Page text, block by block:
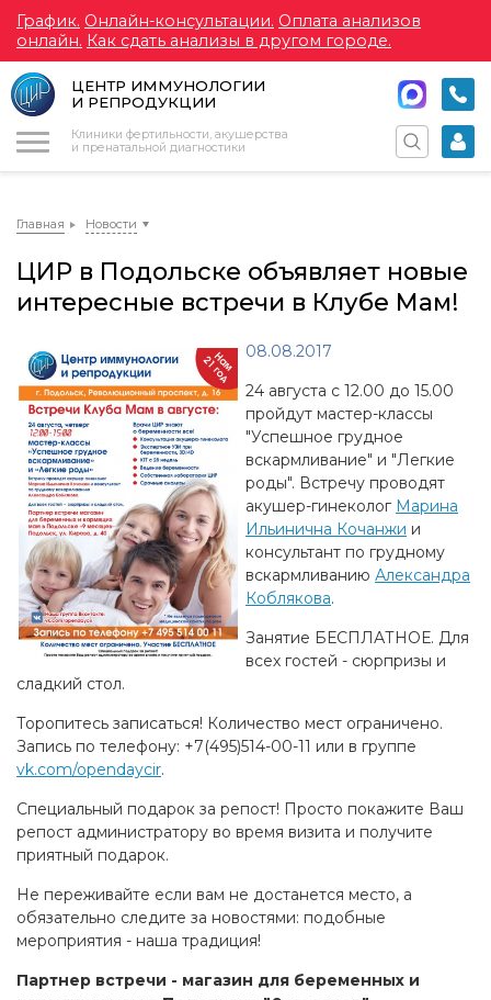
График. Онлайн-консультации. Оплата анализов
онлайн. Как сдать анализы в другом городе.
ЦЕНТР ИММУНОЛОГИИ
И РЕПРОДУКЦИИ
Клиники фертильности, акушерства
и пренатальной диагностики
Главная Новости
ЦИР в Подольске объявляет новые
интересные встречи в Клубе Мам!
08.08.2017
24 августа с 12.00 до 15.00
пройдут мастер-классы
"Успешное грудное
вскармливание" и "Легкие
роды". Встречу проводят
акушер-гинеколог Марина
Ильинична Кочанжи и
консультант по грудному
вскармливанию Александра
Коблякова.
Занятие БЕСПЛАТНОЕ. Для
всех гостей - сюрпризы и
сладкий стол.
Торопитесь записаться! Количество мест ограничено.
Запись по телефону: +7(495)514-00-11 или в группе
vk.com/opendaycir.
Специальный подарок за репост! Просто покажите Ваш
репост администратору во время визита и получите
приятный подарок.
Не переживайте если вам не достанется место, а
обязательно следите за новостями: подобные
мероприятия - наша традиция!
Партнер встречи - магазин для беременных и